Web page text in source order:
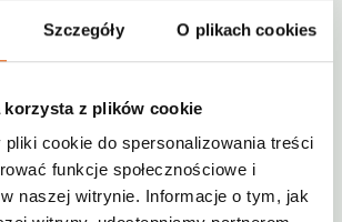
Szczegóły O plikach cookies
korzysta z plików cookie
cookie do spersonalizowania treści
funkcje społecznościowe i
naszej witrynie. Informacje o tym, jak
wyposażenie będzie
samo, jak przed nim.
w Warszawie –
i wygoda
magazynowanie w